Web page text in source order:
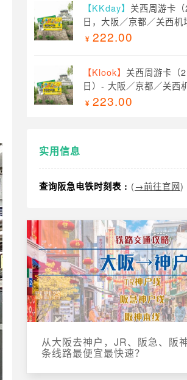
【KKday】 关西周游卡
日，大阪／京都／关西机
222.00
【Klook】 关西周游卡（
日）- 大阪／京都／关西
223.00
实用信息
查询阪急电铁时刻表 : (→前往官网)
从大阪去神户，JR、阪急、阪
条线路最便宜最快速？